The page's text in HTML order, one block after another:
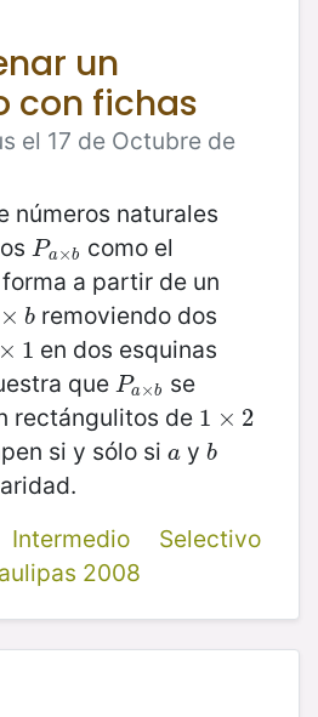
un
con fichas
el 17 de Octubre de
números naturales
Pa×b
Pa×bcomo el
a partir de un
× b
×b
removiendo dos
× 1
×1
en dos esquinas
que Pa×b
Pa×bse
rectángulitos de 1 × 2
1 ×2
si y sólo si a
a yb
b
Intermedio
Selectivo
2008